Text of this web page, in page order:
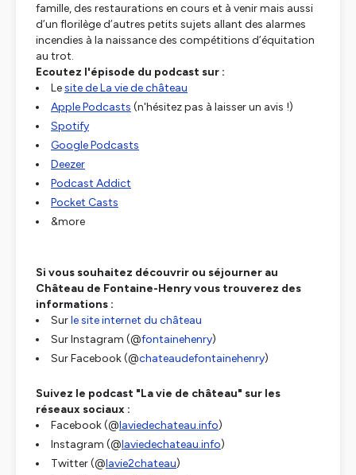
famille, des restaurations en cours et à venir mais aussi
d’un florilège d’autres petits sujets allant des alarmes
incendies à la naissance des compétitions d’équitation
au trot.
Ecoutez l'épisode du podcast sur :
Lesite de La vie de château
Apple Podcasts (n'hésitez pas à laisser un avis !)
Spotify
Google Podcasts
Deezer
Podcast Addict
Pocket Casts
&more
Si vous souhaitez découvrir ou séjourner au
Château de Fontaine-Henry vous trouverez des
informations :
Surle site internet du château
Sur Instagram (@fontainehenry)
Sur Facebook (@chateaudefontainehenry)
Suivez le podcast "La vie de château" sur les
réseaux sociaux :
Facebook (@laviedechateau.info)
Instagram (@laviedechateau.info)
Twitter (@lavie2chateau)